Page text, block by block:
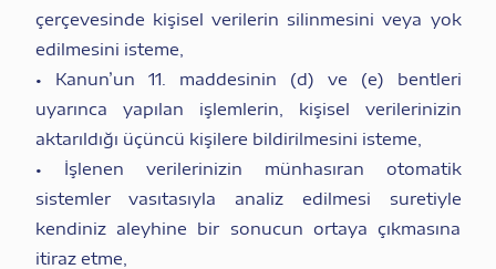
çerçevesinde kişisel verilerin silinmesini veya yok
edilmesini isteme,
• Kanun’un 11. maddesinin (d) ve (e) bentleri
uyarınca yapılan işlemlerin, kişisel verilerinizin
aktarıldığı üçüncü kişilere bildirilmesini isteme,
• İşlenen verilerinizin münhasıran otomatik
sistemler vasıtasıyla analiz edilmesi suretiyle
kendiniz aleyhine bir sonucun ortaya çıkmasına
itiraz etme,